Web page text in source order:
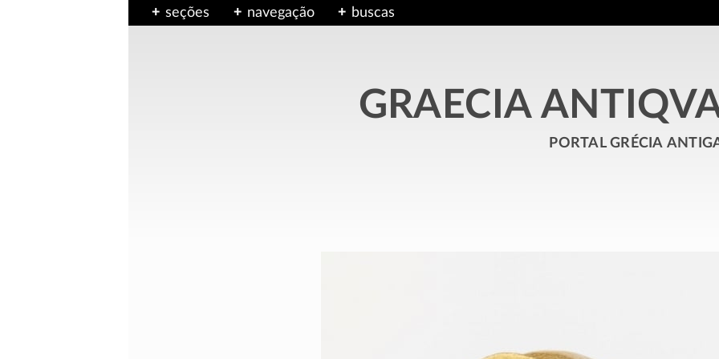
seções navegação buscas
GRAECIA
portal grécia